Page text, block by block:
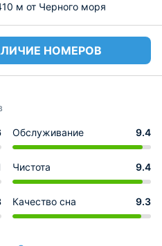
м от Черного моря
НОМЕРОВ
Обслуживание 9.4
Чистота 9.4
Качество сна 9.3